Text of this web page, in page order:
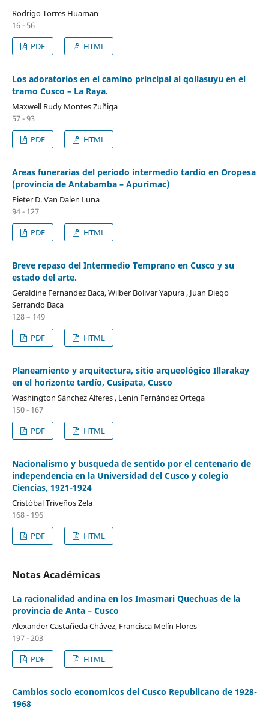
Rodrigo Torres Huaman
16 - 56
PDF
HTML
Los adoratorios en el camino principal al qollasuyu en el
tramo Cusco – La Raya.
Maxwell Rudy Montes Zuñiga
57 - 93
PDF
HTML
Areas funerarias del periodo intermedio tardío en Oropesa
(provincia de Antabamba – Apurímac)
Pieter D. Van Dalen Luna
94 - 127
PDF
HTML
Breve repaso del Intermedio Temprano en Cusco y su
estado del arte.
Geraldine Fernandez Baca, Wilber Bolivar Yapura , Juan Diego
Serrando Baca
128 – 149
PDF
HTML
Planeamiento y arquitectura, sitio arqueológico Illarakay
en el horizonte tardío, Cusipata, Cusco
Washington Sánchez Alferes , Lenin Fernández Ortega
150 - 167
PDF
HTML
Nacionalismo y busqueda de sentido por el centenario de
independencia en la Universidad del Cusco y colegio
Ciencias, 1921-1924
Cristóbal Triveños Zela
168 - 196
PDF
HTML
Notas Académicas
La racionalidad andina en los Imasmari Quechuas de la
provincia de Anta – Cusco
Alexander Castañeda Chávez, Francisca Melín Flores
197 - 203
PDF
HTML
Cambios socio economicos del Cusco Republicano de 1928-
1968